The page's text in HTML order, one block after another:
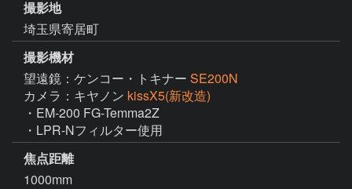
撮影地
埼玉県寄居町
撮影機材
望遠鏡：ケンコー・トキナー SE200N
カメラ：キヤノン kissX5(新改造)
・EM-200 FG-Temma2Z
・LPR-Nフィルター使用
焦点距離
1000mm